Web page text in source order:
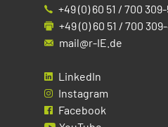
+49 (0) 60 51 / 700
+49 (0) 60 51 / 700
mail@r-IE.de
LinkedIn
Instagram
Facebook